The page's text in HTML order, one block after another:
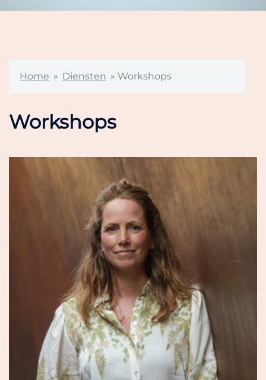
Home » Diensten » Workshops
Workshops